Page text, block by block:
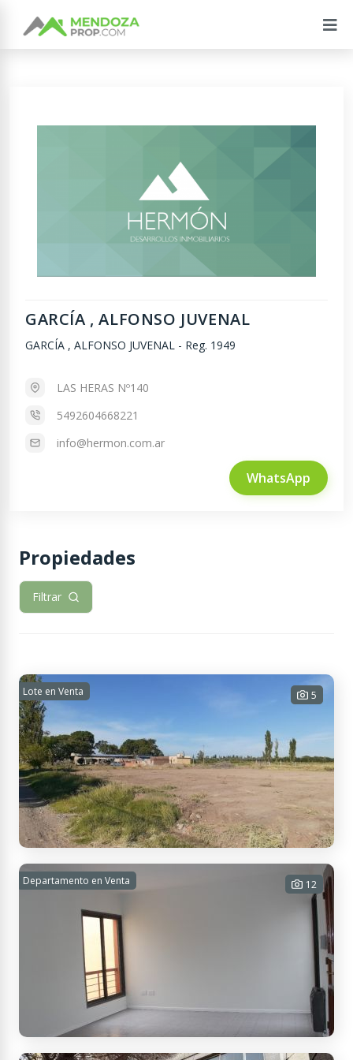
GARCÍA , ALFONSO JUVENAL
GARCÍA , ALFONSO JUVENAL - Reg. 1949
LAS HERAS Nº140
5492604668221
info@hermon.com.ar
WhatsApp
Propiedades
Filtrar
Lote en Venta 5
Adolfo Calle, Mendoza, Argentina
Lotes Adolfo Calle y Spinelli
401 m² Tot.
USD 8.000
Departamento en Venta 12
José Quiroga 1167, M5600BHH San Rafael, Mendoza, Argentina